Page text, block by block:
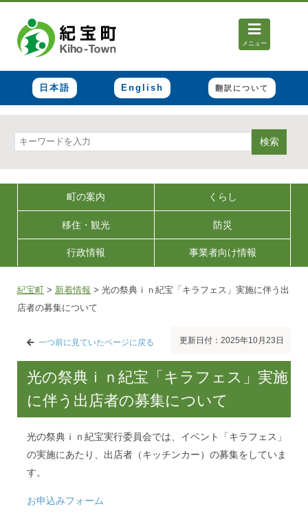
メニュー
日本語 English 翻訳について
検索
町の案内 くらし
移住・観光 防災
行政情報 事業者向け情報
紀宝町 > 新着情報 > 光の祭典ｉｎ紀宝「キラフェス」実施に伴う出
店者の募集について
一つ前に見ていたページに戻る 更新日付：2025年10月23日
光の祭典ｉｎ紀宝「キラフェス」実施
に伴う出店者の募集について
光の祭典ｉｎ紀宝実行委員会では、イベント「キラフェス」
の実施にあたり、出店者（キッチンカー）の募集をしていま
す。
お申込みフォーム